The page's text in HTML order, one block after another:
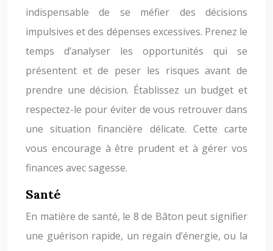
indispensable de se méfier des décisions
impulsives et des dépenses excessives. Prenez le
temps d’analyser les opportunités qui se
présentent et de peser les risques avant de
prendre une décision. Établissez un budget et
respectez-le pour éviter de vous retrouver dans
une situation financière délicate. Cette carte
vous encourage à être prudent et à gérer vos
finances avec sagesse.
Santé
En matière de santé, le 8 de Bâton peut signifier
une guérison rapide, un regain d’énergie, ou la